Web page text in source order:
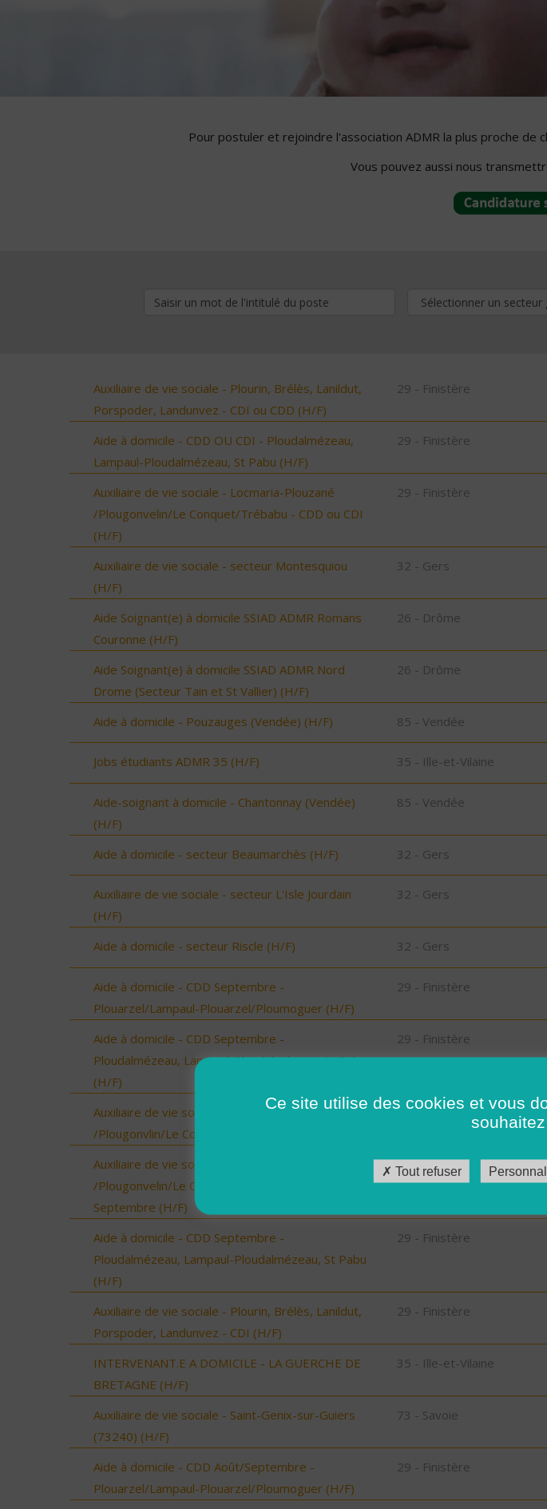
Pour postuler et rejoindre l'association ADMR la plus proche
Vous pouvez aussi nous
Auxiliaire de vie sociale - Plourin, Brélès, Lanildut,
Porspoder, Landunvez - CDI ou CDD (H/F)
29 - Finistère
Aide à domicile - CDD OU CDI - Ploudalmézeau,
Lampaul-Ploudalmézeau, St Pabu (H/F)
29 - Finistère
Auxiliaire de vie sociale - Locmaria-Plouzané
/Plougonvelin/Le Conquet/Trébabu - CDD ou CDI
(H/F)
29 - Finistère
Auxiliaire de vie sociale - secteur Montesquiou
(H/F)
32 - Gers
Aide Soignant(e) à domicile SSIAD ADMR Romans
Couronne (H/F)
26 - Drôme
Aide Soignant(e) à domicile SSIAD ADMR Nord
Drome (Secteur Tain et St Vallier) (H/F)
26 - Drôme
Aide à domicile - Pouzauges (Vendée) (H/F) 85 - Vendée
Jobs étudiants ADMR 35 (H/F) 35 - Ille-et-Vilaine
Aide-soignant à domicile - Chantonnay (Vendée)
(H/F)
85 - Vendée
Aide à domicile - secteur Beaumarchès (H/F) 32 - Gers
Auxiliaire de vie sociale - secteur L'Isle Jourdain
(H/F)
32 - Gers
Aide à domicile - secteur Riscle (H/F) 32 - Gers
Aide à domicile - CDD Septembre -
Plouarzel/Lampaul-Plouarzel/Ploumoguer (H/F)
29 - Finistère
Aide à domicile - CDD Septembre -
Ploudalmézeau, Lampaul-Ploudalmézeau, St Pabu
(H/F)
29 - Finistère
Auxiliaire de vie sociale - Locmaria-Plouzané
/Plougonvlin/Le Conquet/Trébabu - CDI (H/F)
29 - Finistère
Auxiliaire de vie sociale - Locmaria-Plouzané
/Plougonvelin/Le Conquet/Trébabu - CDD pour
Septembre (H/F)
29 - Finistère
Aide à domicile - CDD Septembre -
Ploudalmézeau, Lampaul-Ploudalmézeau, St Pabu
(H/F)
29 - Finistère
Auxiliaire de vie sociale - Plourin, Brélès, Lanildut,
Porspoder, Landunvez - CDI (H/F)
29 - Finistère
INTERVENANT.E A DOMICILE - LA GUERCHE DE
BRETAGNE (H/F)
35 - Ille-et-Vilaine
Auxiliaire de vie sociale - Saint-Genix-sur-Guiers
(73240) (H/F)
73 - Savoie
Aide à domicile - CDD Août/Septembre -
Plouarzel/Lampaul-Plouarzel/Ploumoguer (H/F)
29 - Finistère
Ce site utilise des cookies et vous
Tout refuser